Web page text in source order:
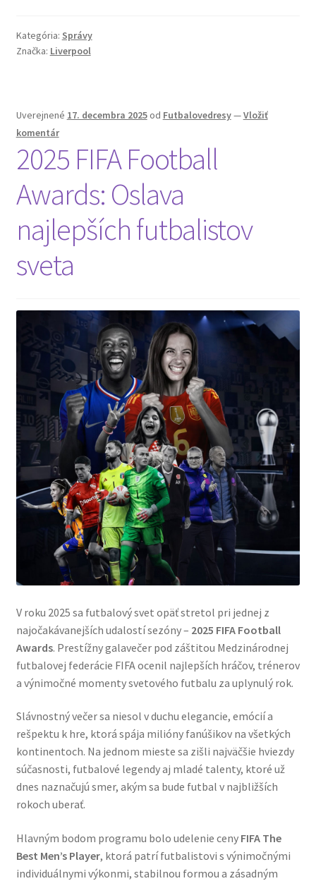
Kategória: Správy
Značka: Liverpool
Uverejnené 17. decembra 2025od Futbalovedresy—Vložiť
komentár
2025 FIFA Football
Awards: Oslava
najlepších futbalistov
sveta
V roku 2025 sa futbalový svet opäť stretol pri jednej z
najočakávanejších udalostí sezóny – 2025 FIFA Football
Awards. Prestížny galavečer pod záštitou Medzinárodnej
futbalovej federácie FIFA ocenil najlepších hráčov, trénerov
a výnimočné momenty svetového futbalu za uplynulý rok.
Slávnostný večer sa niesol v duchu elegancie, emócií a
rešpektu k hre, ktorá spája milióny fanúšikov na všetkých
kontinentoch. Na jednom mieste sa zišli najväčšie hviezdy
súčasnosti, futbalové legendy aj mladé talenty, ktoré už
dnes naznačujú smer, akým sa bude futbal v najbližších
rokoch uberať.
Hlavným bodom programu bolo udelenie ceny FIFA The
Best Men’s Player, ktorá patrí futbalistovi s výnimočnými
individuálnymi výkonmi, stabilnou formou a zásadným